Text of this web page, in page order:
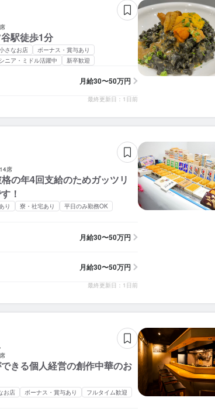
駅徒歩1分
さなお店
ボーナス・賞与あり
シニア・ミドル活躍中 新卒歓迎
月給30〜50万円
最終更新日：1日前
14席
の年4回支給のためガッツリ
！
り 寮・社宅あり
平日のみ勤務OK
月給30〜50万円
月給30〜50万円
最終更新日：1日前
きる個人経営の創作中華のお
お店 ボーナス・賞与あり
フルタイム歓迎